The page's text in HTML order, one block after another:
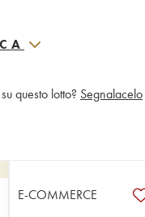
questo lotto? Segnalacelo
E-COMMERCE